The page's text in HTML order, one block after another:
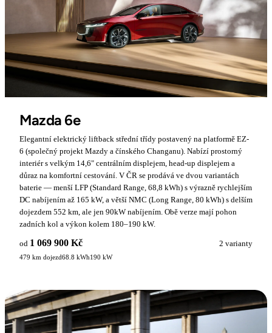
Mazda 6e
Elegantní elektrický liftback střední třídy postavený na platformě EZ-
6 (společný projekt Mazdy a čínského Changanu). Nabízí prostorný
interiér s velkým 14,6" centrálním displejem, head-up displejem a
důraz na komfortní cestování. V ČR se prodává ve dvou variantách
baterie — menší LFP (Standard Range, 68,8 kWh) s výrazně rychlejším
DC nabíjením až 165 kW, a větší NMC (Long Range, 80 kWh) s delším
dojezdem 552 km, ale jen 90kW nabíjením. Obě verze mají pohon
zadních kol a výkon kolem 180–190 kW.
od 1 069 900 Kč 2 varianty
479 km dojezd68.8 kWh190 kW